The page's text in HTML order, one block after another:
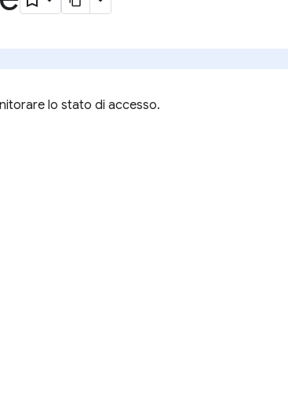
lo stato di accesso.